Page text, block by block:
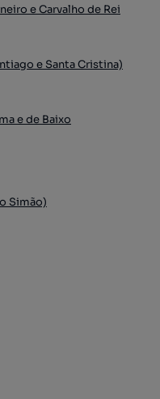
e Carvalho de Rei
e Santa Cristina)
e de Baixo
Simão)